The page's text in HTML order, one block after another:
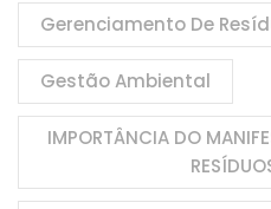
Gerenciamento De
Gestão Ambiental
IMPORTÂNCIA DO